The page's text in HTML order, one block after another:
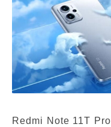
Redmi Note 11T Pro